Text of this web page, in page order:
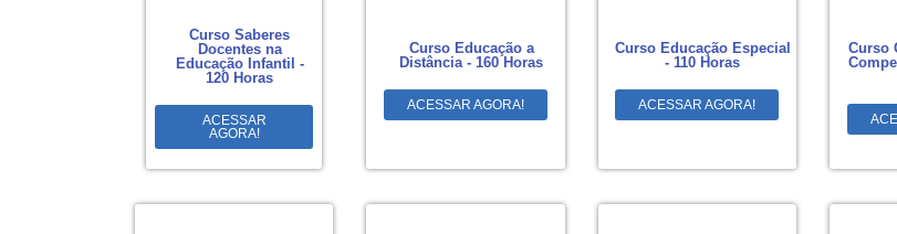
Curso Saberes
Docentes na
Educação Infantil -
120 Horas
ACESSAR
AGORA!
Curso Educação a
Distância - 160 Horas
ACESSAR AGORA!
Curso Educação Especial
- 110 Horas
ACESSAR AGORA!
Curso